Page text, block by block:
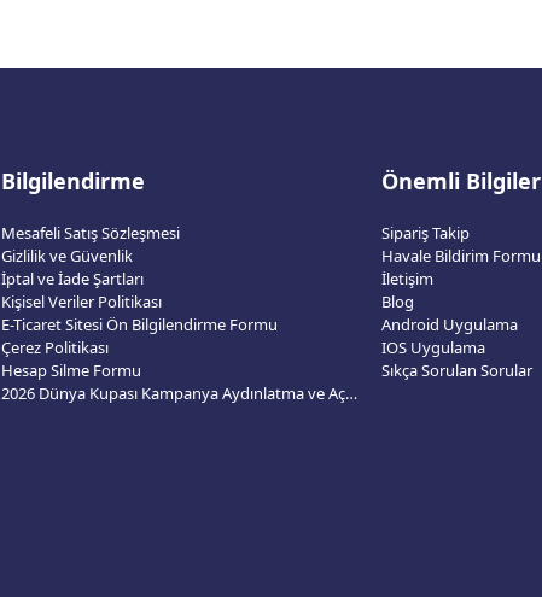
Bilgilendirme
Mesafeli Satış Sözleşmesi
Gizlilik ve Güvenlik
İptal ve İade Şartları
Kişisel Veriler Politikası
E-Ticaret Sitesi Ön Bilgilendirme Formu
Çerez Politikası
Hesap Silme Formu
2026 Dünya Kupası Kampanya Aydınlatma ve Açık Rıza Metni
Önemli Bilgiler
Sipariş Takip
Havale Bildirim Formu
İletişim
Blog
Android Uygulama
IOS Uygulama
Sıkça Sorulan Sorular